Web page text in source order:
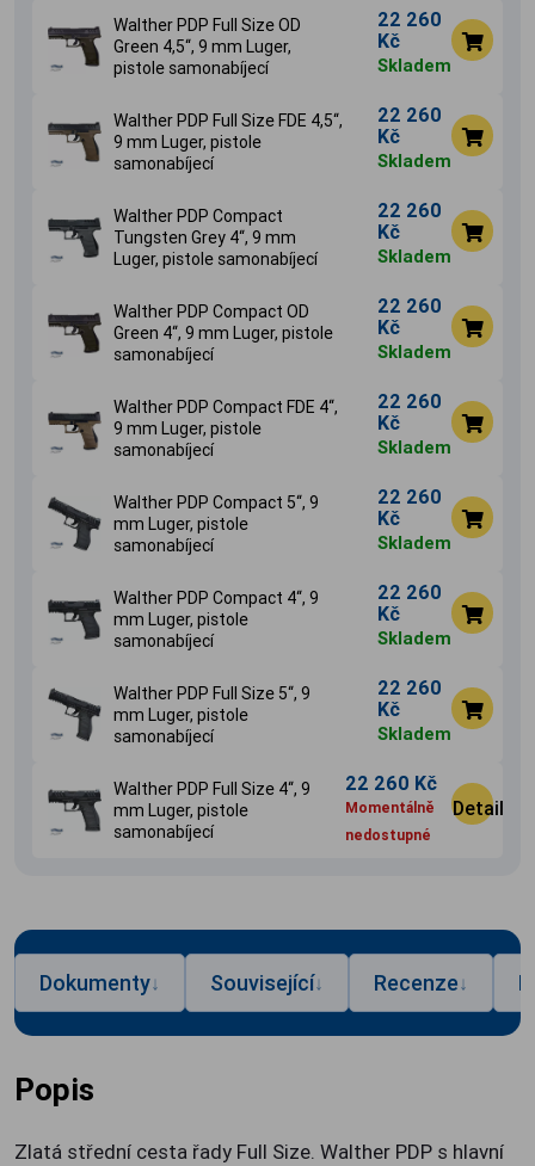
Walther PDP Full Size OD
Green 4,5‘‘, 9 mm Luger,
pistole samonabíjecí
22 260
Kč
Skladem
Walther PDP Full Size FDE 4,5‘‘,
9 mm Luger, pistole
samonabíjecí
22 260
Kč
Skladem
Walther PDP Compact
Tungsten Grey 4‘‘, 9 mm
Luger, pistole samonabíjecí
22 260
Kč
Skladem
Walther PDP Compact OD
Green 4‘‘, 9 mm Luger, pistole
samonabíjecí
22 260
Kč
Skladem
Walther PDP Compact FDE 4‘‘,
9 mm Luger, pistole
samonabíjecí
22 260
Kč
Skladem
Walther PDP Compact 5‘‘, 9
mm Luger, pistole
samonabíjecí
22 260
Kč
Skladem
Walther PDP Compact 4‘‘, 9
mm Luger, pistole
samonabíjecí
22 260
Kč
Skladem
Walther PDP Full Size 5‘‘, 9
mm Luger, pistole
samonabíjecí
22 260
Kč
Skladem
Walther PDP Full Size 4‘‘, 9
mm Luger, pistole
samonabíjecí
22 260 Kč
Momentálně
nedostupné
Detail
Dokumenty↓ Související↓ Recenze↓
Popis
Zlatá střední cesta řady Full Size. Walther PDP s hlavní